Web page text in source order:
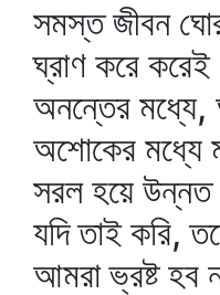
সমস্ত জীবন
ঘ্রাণ করে
অনন্তের মধ্যে,
অশোকের মধ্যে
সরল হয়ে উন্নত
যদি তাই করি,
আমরা ভ্রষ্ট হব